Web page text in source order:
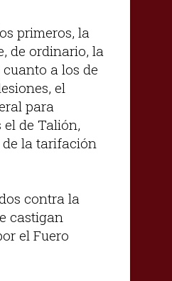
primeros, la
de ordinario, la
a los de
el
para
de Talión,
la tarifación
contra la
castigan
el Fuero